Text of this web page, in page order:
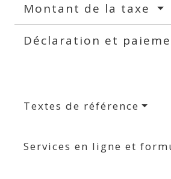
Montant de la taxe
Déclaration et
Textes de référence
Services en ligne et